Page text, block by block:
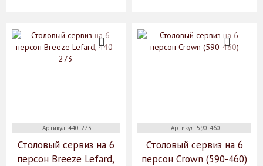
Артикул: 440-273
Столовый сервиз на 6
персон Breeze Lefard,
Артикул: 590-460
Столовый сервиз на 6
персон Crown (590-460)